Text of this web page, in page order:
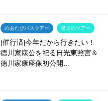
のあたびバスツアー 過去のツアー
[催行済]今年だから行きたい！
徳川家康公を祀る日光東照宮＆
徳川家康座像初公開…